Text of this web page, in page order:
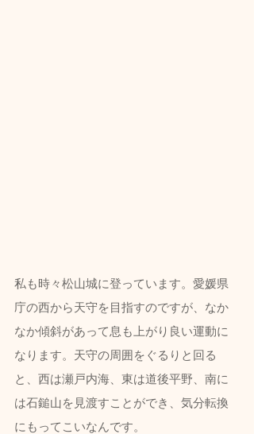
私も時々松山城に登っています。愛媛県
庁の西から天守を目指すのですが、なか
なか傾斜があって息も上がり良い運動に
なります。天守の周囲をぐるりと回る
と、西は瀬戸内海、東は道後平野、南に
は石鎚山を見渡すことができ、気分転換
にもってこいなんです。